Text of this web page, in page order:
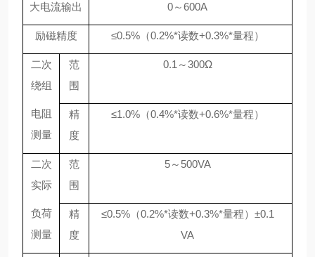
大电流输出 0～600A
励磁精度 ≤0.5%（0.2%*读数+0.3%*量程）
二次
绕组
电阻
测量
范
围
0.1～300Ω
精
度
≤1.0%（0.4%*读数+0.6%*量程）
二次
实际
负荷
测量
范
围
5～500VA
精
度
≤0.5%（0.2%*读数+0.3%*量程）±0.1
VA